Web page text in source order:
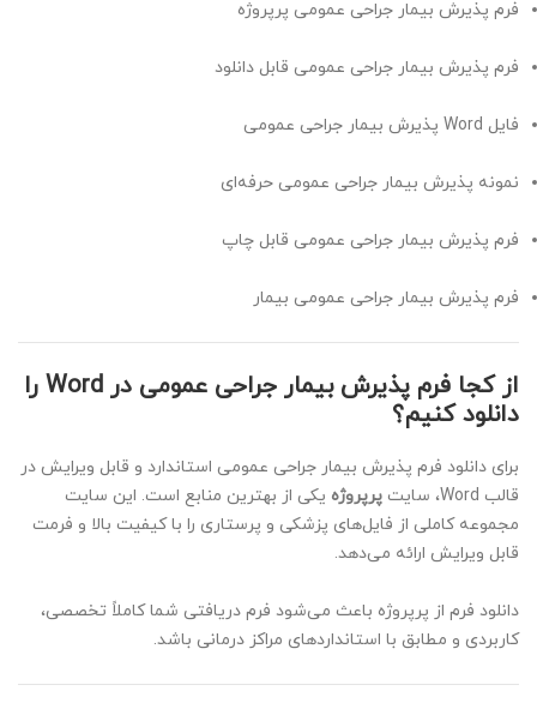
فرم پذیرش بیمار جراحی عمومی پرپروژه
فرم پذیرش بیمار جراحی عمومی قابل دانلود
فایل Word پذیرش بیمار جراحی عمومی
نمونه پذیرش بیمار جراحی عمومی حرفه‌ای
فرم پذیرش بیمار جراحی عمومی قابل چاپ
فرم پذیرش بیمار جراحی عمومی بیمار
از کجا فرم پذیرش بیمار جراحی عمومی در Word را
دانلود کنیم؟
برای دانلود فرم پذیرش بیمار جراحی عمومی استاندارد و قابل ویرایش در
قالب Word، سایت
پرپروژه یکی از بهترین منابع است. این سایت
مجموعه کاملی از فایل‌های پزشکی و پرستاری را با کیفیت بالا و فرمت
قابل ویرایش ارائه می‌دهد.
دانلود فرم از پرپروژه باعث می‌شود فرم دریافتی شما کاملاً تخصصی،
کاربردی و مطابق با استانداردهای مراکز درمانی باشد.